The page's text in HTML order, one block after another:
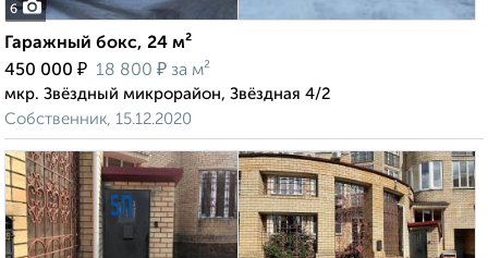
6
Гаражный бокс, 24 м²
450 000 ₽ 18 800 ₽ за м²
мкр. Звёздный микрорайон, Звёздная 4/2
Собственник, 15.12.2020